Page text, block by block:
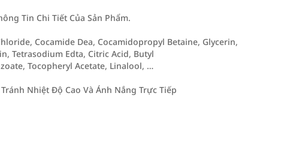
Tin Chi Tiết Của Sản Phẩm.
Cocamide Dea, Cocamidopropyl Betaine, Glycerin,
Tetrasodium Edta, Citric Acid, Butyl
Tocopheryl Acetate, Linalool, …
Nhiệt Độ Cao Và Ánh Nắng Trực Tiếp